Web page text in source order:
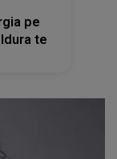
pe
te